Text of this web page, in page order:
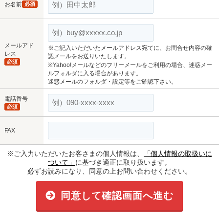
お名前 必須
メールアド
レス
必須
※ご記入いただいたメールアドレス宛てに、お問合せ内容の確
認メールをお送りいたします。
※Yahoo!メールなどのフリーメールをご利用の場合、迷惑メー
ルフォルダに入る場合があります。
迷惑メールのフォルダ・設定等をご確認下さい。
電話番号
必須
FAX
※ご入力いただいたお客さまの個人情報は、
「個人情報の取扱いに
ついて」 に基づき適正に取り扱います。
必ずお読みになり、同意の上お問い合わせください。
同意して確認画面へ進む